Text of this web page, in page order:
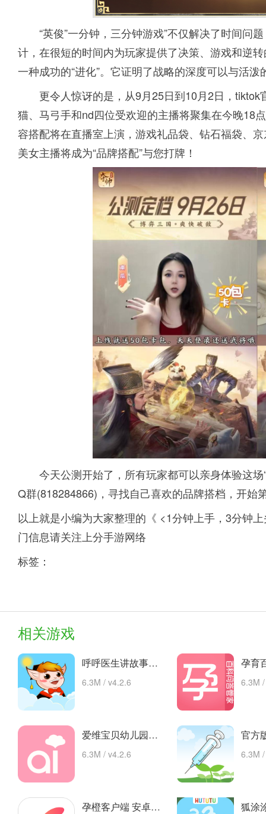
“英俊”一分钟，三分钟游戏”不仅解决了时间问
计，在很短的时间内为玩家提供了决策、游戏和逆
一种成功的“进化”。它证明了战略的深度可以与活泼
更令人惊讶的是，从9月25日到10月2日，
猫、马弓手和nd四位受欢迎的主播将聚集在今晚18
容搭配将在直播室上演，游戏礼品袋、钻石福袋、
美女主播将成为“品牌搭配”与您打牌！
今天公测开始了，所有玩家都可以亲身体验这
Q群(818284866)，寻找自己喜欢的品牌搭档，开始
以上就是小编为大家整理的《 <1分钟上手，3分钟
门信息请关注上分手游网络
标签：
相关游戏
呼呼医生讲故事手机版的故事 安卓下载
6.3M / v4.2.6 6.3M
爱维宝贝幼儿园管理平台 app下载
6.3M / v4.2.6 6.3M
孕橙客户端 安卓下载